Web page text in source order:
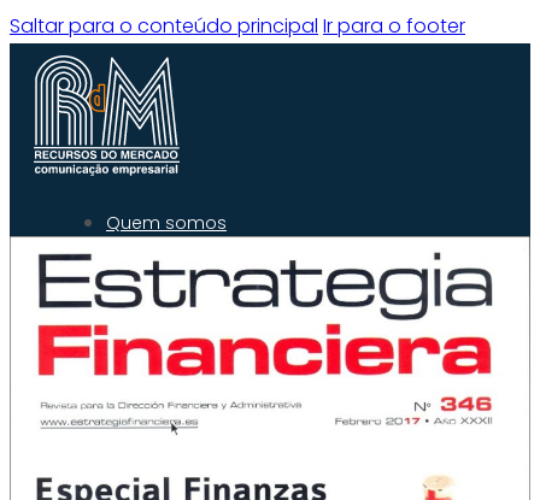
Saltar para o conteúdo principal Ir para o footer
Quem somos
O que fazemos
Experiência
Serviços
Clientes
Contacto